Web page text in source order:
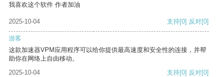
我喜欢这个软件 作者加油
2025-10-04 支持[0] 反对[0]
游客
这款加速器VPM应用程序可以给你提供最高速度和安全性的连接，并帮
助你在网络上自由移动。
2025-10-04
支持[0] 反对[0]